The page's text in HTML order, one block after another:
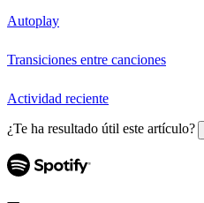
Autoplay
Transiciones entre canciones
Actividad reciente
¿Te ha resultado útil este artículo?